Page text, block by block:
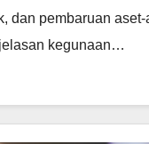
dan pembaruan
kegunaan…